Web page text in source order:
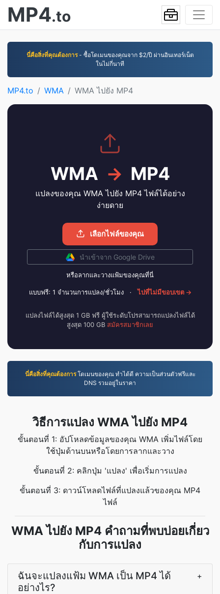
MP4.to
นี่คือสิ่งที่คุณต้องการ- ซื้อโดเมนของคุณจาก $2/ปี ผ่านอินเทอร์เน็ต
ในไม่กี่นาที
MP4.to WMA WMA ไปยัง MP4
WMA → MP4
แปลงของคุณ WMA ไปยัง MP4 ไฟล์ได้อย่าง
ง่ายดาย
เลือกไฟล์ของคุณ
นำเข้าจาก Google Drive
หรือลากและวางแฟ้มของคุณที่นี่
แบบฟรี: 1 จำนวนการแปลง/ชั่วโมง · ไปที่ไม่มีขอบเขต →
แปลงไฟล์ได้สูงสุด 1 GB ฟรี ผู้ใช้ระดับโปรสามารถแปลงไฟล์ได้
สูงสุด 100 GB สมัครสมาชิกเลย
นี่คือสิ่งที่คุณต้องการโดเมนของคุณ ทำได้ดี ความเป็นส่วนตัวฟรีและ
DNS รวมอยู่ในราคา
วิธีการแปลง WMA ไปยัง MP4
ขั้นตอนที่ 1: อัปโหลดข้อมูลของคุณ WMA เพิ่มไฟล์โดย
ใช้ปุ่มด้านบนหรือโดยการลากและวาง
ขั้นตอนที่ 2: คลิกปุ่ม 'แปลง' เพื่อเริ่มการแปลง
ขั้นตอนที่ 3: ดาวน์โหลดไฟล์ที่แปลงแล้วของคุณ MP4
ไฟล์
WMA ไปยัง MP4 คำถามที่พบบ่อยเกี่ยว
กับการแปลง
ฉันจะแปลงแฟ้ม WMA เป็น MP4 ได้
อย่างไร?
+